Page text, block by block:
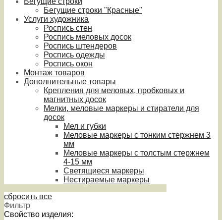
Бегущие строки "Красные"
Услуги художника
Роспись стен
Роспись меловых досок
Роспись штендеров
Роспись одежды
Роспись окон
Монтаж товаров
Дополнительные товары
Крепления для меловых, пробковых и
магнитных досок
Мелки, меловые маркеры и стиратели для
досок
Мел и губки
Меловые маркеры с тонким стержнем 3
мм
Меловые маркеры с толстым стержнем
4-15 мм
Светящиеся маркеры
Нестираемые маркеры
сбросить все
Фильтр
Свойство изделия: